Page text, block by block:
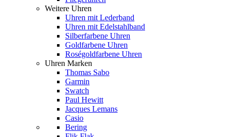
Weitere Uhren
Uhren mit Lederband
Uhren mit Edelstahlband
Silberfarbene Uhren
Goldfarbene Uhren
Roségoldfarbene Uhren
Uhren Marken
Thomas Sabo
Garmin
Swatch
Paul Hewitt
Jacques Lemans
Casio
Bering